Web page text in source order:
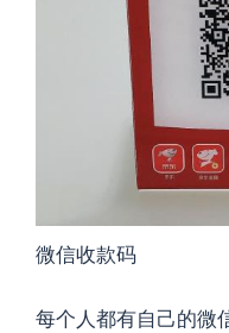
微信收款码
每个人都有自己的微